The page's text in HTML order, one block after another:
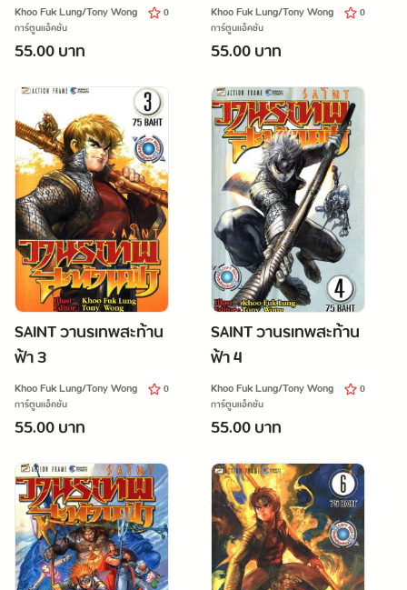
Khoo Fuk Lung/Tony Wong 0
การ์ตูนแอ็คชั่น
55.00 บาท
Khoo Fuk Lung/Tony Wong 0
การ์ตูนแอ็คชั่น
55.00 บาท
SAINT วานรเทพสะท้าน
ฟ้า 3
Khoo Fuk Lung/Tony Wong 0
การ์ตูนแอ็คชั่น
55.00 บาท
SAINT วานรเทพสะท้าน
ฟ้า 4
Khoo Fuk Lung/Tony Wong 0
การ์ตูนแอ็คชั่น
55.00 บาท